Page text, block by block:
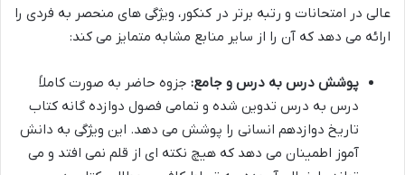
عالی در امتحانات و رتبه برتر در کنکور، ویژگی های منحصر به فردی را
ارائه می دهد که آن را از سایر منابع مشابه متمایز می کند:
پوشش درس به درس و جامع: جزوه حاضر به صورت کاملاً
درس به درس تدوین شده و تمامی فصول دوازده گانه کتاب
تاریخ دوازدهم انسانی را پوشش می دهد. این ویژگی به دانش
آموز اطمینان می دهد که هیچ نکته ای از قلم نمی افتد و می